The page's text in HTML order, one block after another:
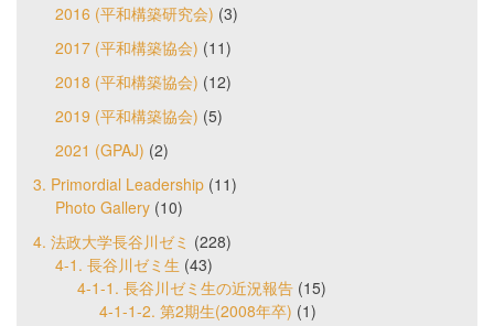
2016 (平和構築研究会) (3)
2017 (平和構築協会) (11)
2018 (平和構築協会) (12)
2019 (平和構築協会) (5)
2021 (GPAJ) (2)
3. Primordial Leadership (11)
Photo Gallery (10)
4. 法政大学長谷川ゼミ (228)
4-1. 長谷川ゼミ生 (43)
4-1-1. 長谷川ゼミ生の近況報告 (15)
4-1-1-2. 第2期生(2008年卒) (1)